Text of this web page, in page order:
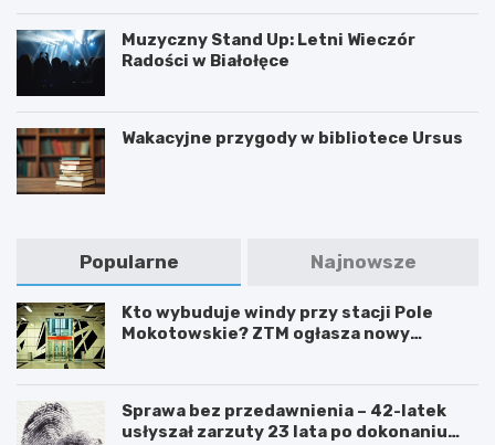
Muzyczny Stand Up: Letni Wieczór
Radości w Białołęce
Wakacyjne przygody w bibliotece Ursus
Popularne Najnowsze
Kto wybuduje windy przy stacji Pole
Mokotowskie? ZTM ogłasza nowy
Sprawa bez przedawnienia – 42-latek
usłyszał zarzuty 23 lata po dokonaniu